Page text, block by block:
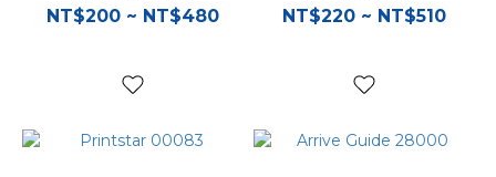
NT$200 ~ NT$480 NT$220 ~ NT$510